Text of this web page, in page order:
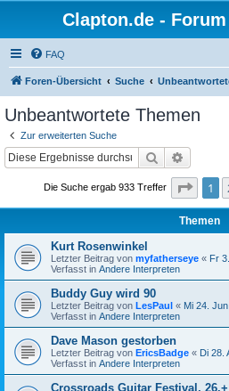
Clapton.de -
FAQ
Foren-Übersicht Suche
Unbeantwortete Themen
Zur erweiterten Suche
Suche
Die Suche ergab 933 Treffer Seite 1
1
Themen
Kurt Rosenwinkel
Letzter Beitrag von myfatherseye « Fr
Verfasst in Andere Interpreten
Buddy Guy wird 90
Letzter Beitrag von LesPaul « Mi 24.
Verfasst in Andere Interpreten
Dave Mason gestorben
Letzter Beitrag von EricsBadge « Di 28.
Verfasst in Andere Interpreten
Crossroads Guitar Festival, 26.+